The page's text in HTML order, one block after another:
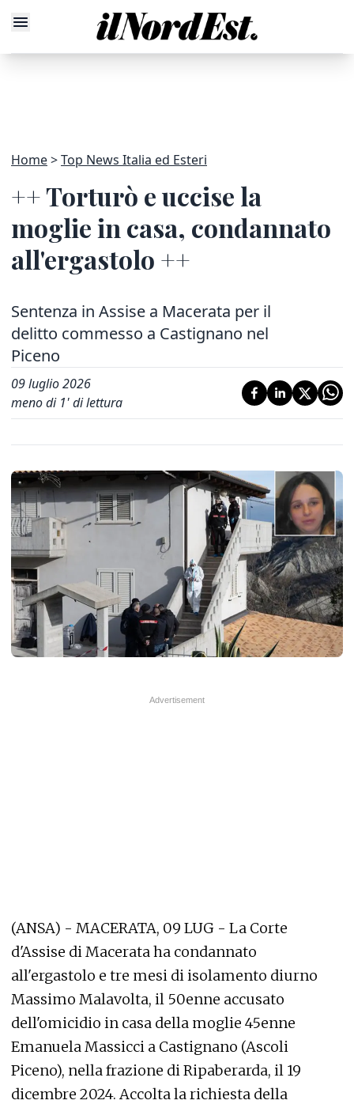
Home Top News Italia ed Esteri
++ Torturò e uccise la
moglie in casa, condannato
all'ergastolo ++
Sentenza in Assise a Macerata per il
delitto commesso a Castignano nel
Piceno
09 luglio 2026
meno di 1' di lettura
(ANSA) - MACERATA, 09 LUG - La Corte
d'Assise di Macerata ha condannato
all'ergastolo e tre mesi di isolamento diurno
Massimo Malavolta, il 50enne accusato
dell'omicidio in casa della moglie 45enne
Emanuela Massicci a Castignano (Ascoli
Piceno), nella frazione di Ripaberarda, il 19
dicembre 2024. Accolta la richiesta della